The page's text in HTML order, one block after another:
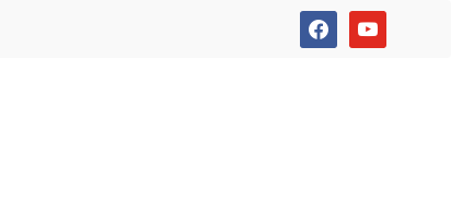
facebookyoutube